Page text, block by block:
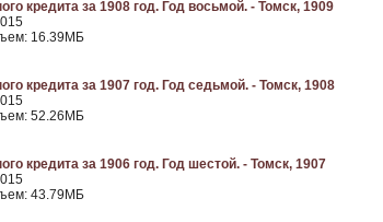
кредита за 1908 год. Год восьмой. - Томск, 1909
16.39МБ
кредита за 1907 год. Год седьмой. - Томск, 1908
52.26МБ
кредита за 1906 год. Год шестой. - Томск, 1907
43.79МБ